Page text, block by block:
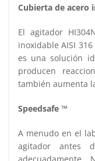
Cubierta de acero
El agitador
inoxidable AISI
es una solución
producen
también aumenta
Speedsafe ™
A menudo en el
agitador antes
adecuadamente.